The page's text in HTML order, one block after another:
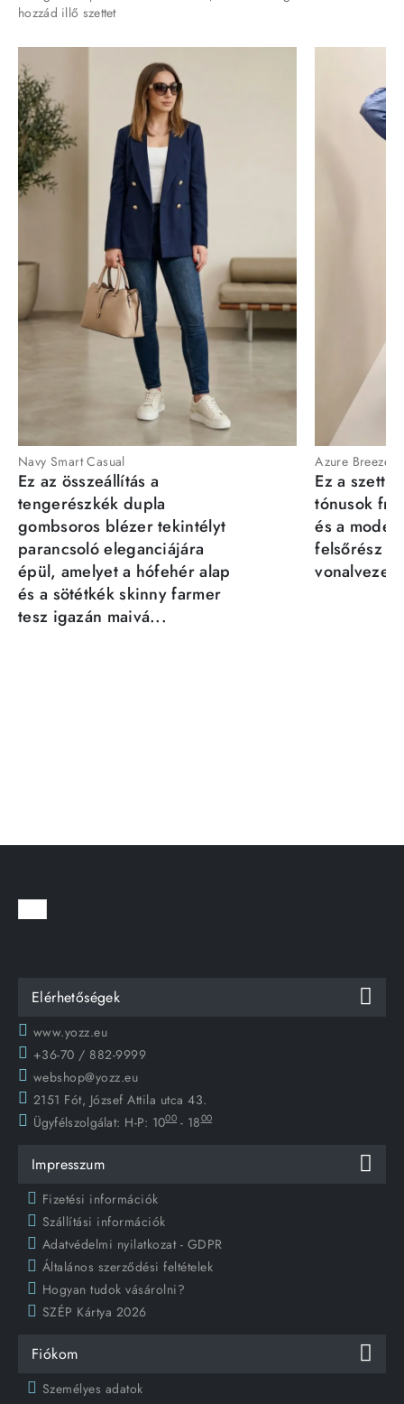
hozzád illő szettet
Navy Smart Casual
Ez az összeállítás a
tengerészkék dupla
gombsoros blézer tekintélyt
parancsoló eleganciájára
épül, amelyet a hófehér alap
és a sötétkék skinny farmer
tesz igazán maivá...
Azure Breeze
Ez a szett
tónusok
és a
felsőrész
Elérhetőségek
www.yozz.eu
+36-70 / 882-9999
webshop@yozz.eu
2151 Fót, József Attila utca 43.
Ügyfélszolgálat: H-P: 1000 - 1800
Impresszum
Fizetési információk
Szállítási információk
Adatvédelmi nyilatkozat - GDPR
Általános szerződési feltételek
Hogyan tudok vásárolni?
SZÉP Kártya 2026
Fiókom
Személyes adatok